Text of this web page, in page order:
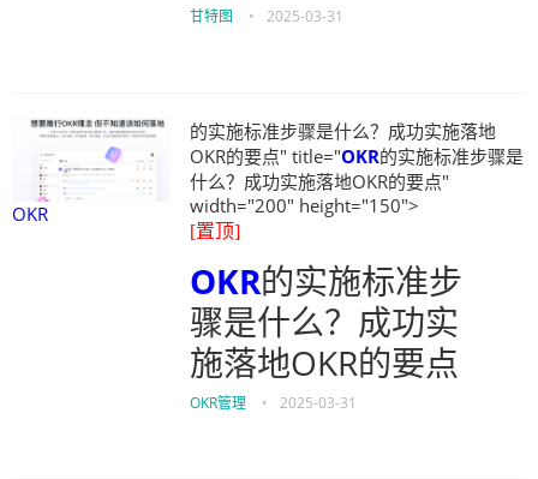
甘特图 • 2025-03-31
OKR
的实施标准步骤是什么？成功实施落地
OKR的要点" title="OKR的实施标准步骤是
什么？成功实施落地OKR的要点"
width="200" height="150">
[置顶]
OKR的实施标准步
骤是什么？成功实
施落地OKR的要点
OKR管理 • 2025-03-31